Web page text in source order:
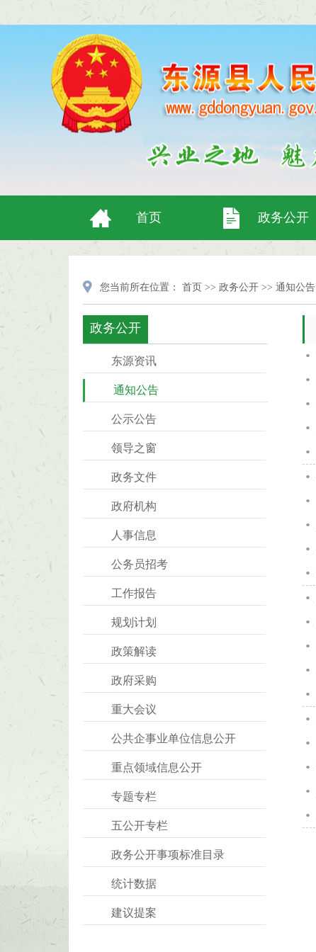
首页 政务公开
您当前所在位置： 首页 >> 政务公开 >> 通知公告
政务公开
东源资讯
通知公告
公示公告
领导之窗
政务文件
政府机构
人事信息
公务员招考
工作报告
规划计划
政策解读
政府采购
重大会议
公共企事业单位信息公开
重点领域信息公开
专题专栏
五公开专栏
政务公开事项标准目录
统计数据
建议提案